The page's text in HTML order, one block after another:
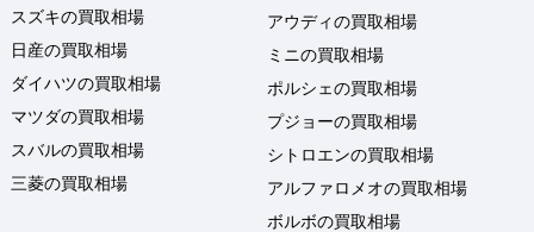
スズキの買取相場
日産の買取相場
ダイハツの買取相場
マツダの買取相場
スバルの買取相場
三菱の買取相場
アウディの買取相場
ミニの買取相場
ポルシェの買取相場
プジョーの買取相場
シトロエンの買取相場
アルファロメオの買取相場
ボルボの買取相場